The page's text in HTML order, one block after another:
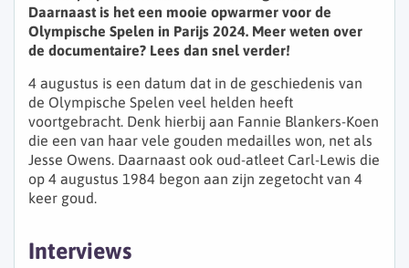
Daarnaast is het een mooie opwarmer voor de
Olympische Spelen in Parijs 2024. Meer weten over
de documentaire? Lees dan snel verder!
4 augustus is een datum dat in de geschiedenis van
de Olympische Spelen veel helden heeft
voortgebracht. Denk hierbij aan Fannie Blankers-Koen
die een van haar vele gouden medailles won, net als
Jesse Owens. Daarnaast ook oud-atleet Carl-Lewis die
op 4 augustus 1984 begon aan zijn zegetocht van 4
keer goud.
Interviews